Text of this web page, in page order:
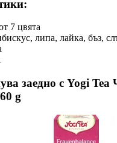
7 цвята
липа, лайка, бъз,
заедно с Yogi
g